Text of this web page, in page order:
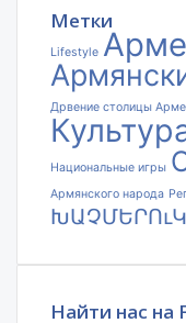
Метки
Lifestyle
Дрвение столицы
Национальные игры
Армянского народа
ԽԱՉՄԵՐՈւԿ
Найти нас на